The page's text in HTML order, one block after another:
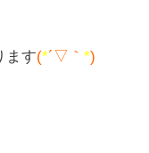
ます(*´▽｀ *)